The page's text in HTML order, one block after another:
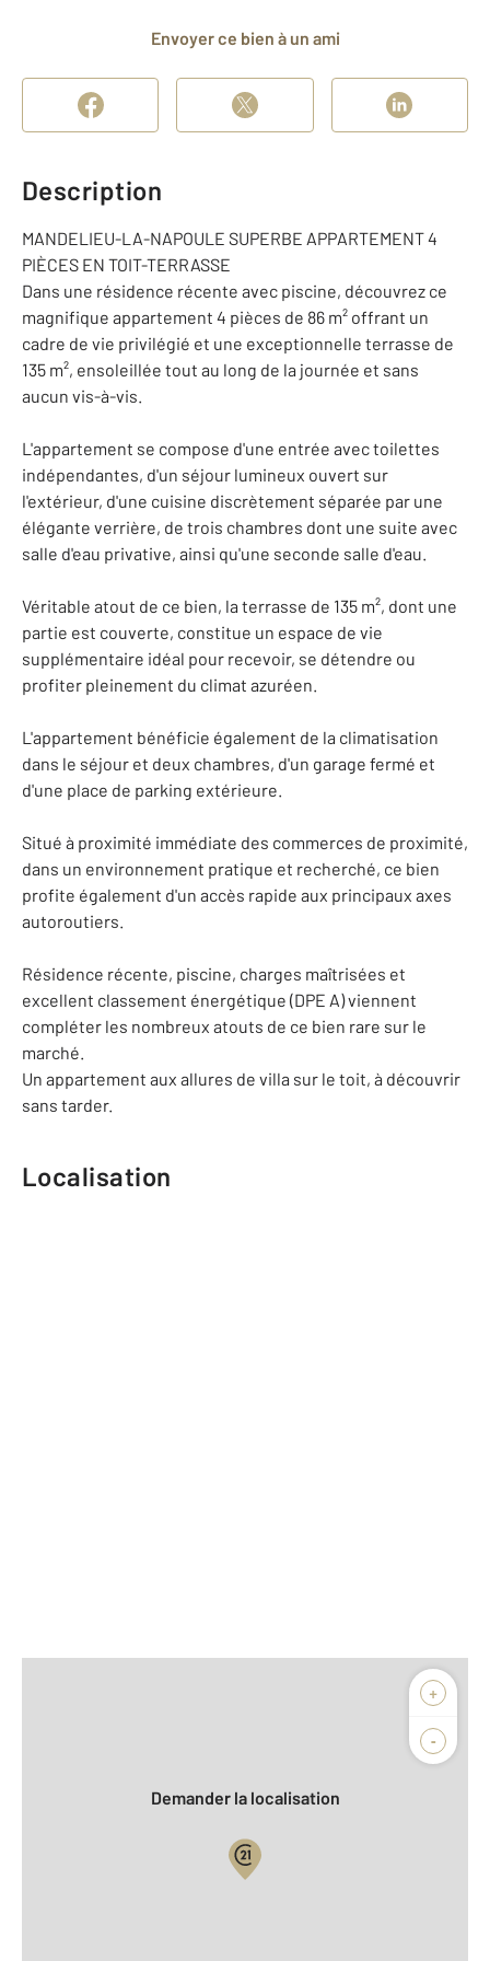
Envoyer ce bien à un ami
Description
MANDELIEU-LA-NAPOULE SUPERBE APPARTEMENT 4
PIÈCES EN TOIT-TERRASSE
Dans une résidence récente avec piscine, découvrez ce
magnifique appartement 4 pièces de 86 m² offrant un
cadre de vie privilégié et une exceptionnelle terrasse de
135 m², ensoleillée tout au long de la journée et sans
aucun vis-à-vis.
L'appartement se compose d'une entrée avec toilettes
indépendantes, d'un séjour lumineux ouvert sur
l'extérieur, d'une cuisine discrètement séparée par une
élégante verrière, de trois chambres dont une suite avec
salle d'eau privative, ainsi qu'une seconde salle d'eau.
Véritable atout de ce bien, la terrasse de 135 m², dont une
partie est couverte, constitue un espace de vie
supplémentaire idéal pour recevoir, se détendre ou
profiter pleinement du climat azuréen.
L'appartement bénéficie également de la climatisation
dans le séjour et deux chambres, d'un garage fermé et
d'une place de parking extérieure.
Situé à proximité immédiate des commerces de proximité,
dans un environnement pratique et recherché, ce bien
profite également d'un accès rapide aux principaux axes
autoroutiers.
Résidence récente, piscine, charges maîtrisées et
excellent classement énergétique (DPE A) viennent
compléter les nombreux atouts de ce bien rare sur le
marché.
Un appartement aux allures de villa sur le toit, à découvrir
sans tarder.
Localisation
+
-
Biens vendus
Demander la localisation